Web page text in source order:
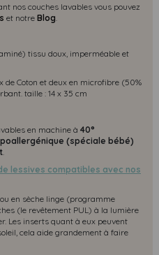
nos couches lavables vous pouvez
et notre Blog
tissu doux, imperméable et
de Coton et deux en microfibre (50%
taille : 14 x 35 cm
en machine à 40°
(spéciale bébé)
lessives compatibles avec nos
en sèche linge (programme
(le revêtement PUL) à la lumière
Les inserts quant à eux peuvent
cela aide grandement à faire